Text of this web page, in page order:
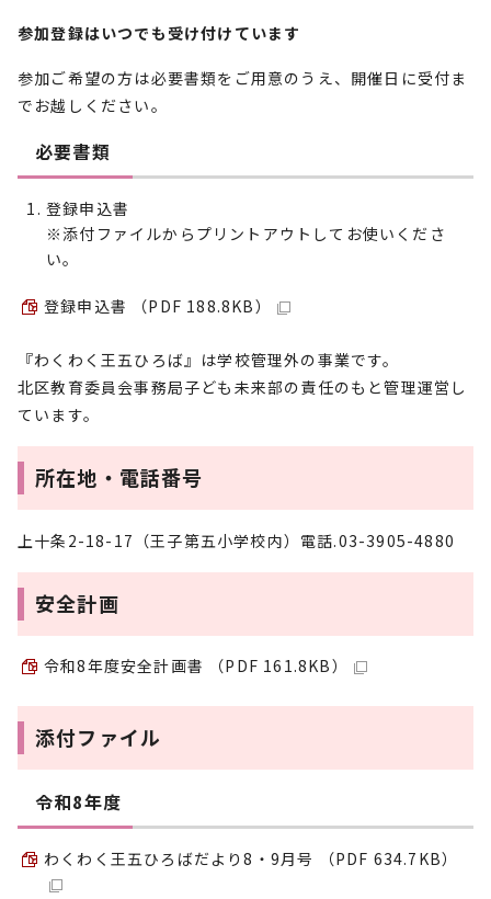
参加登録はいつでも受け付けています
参加ご希望の方は必要書類をご用意のうえ、開催日に受付ま
でお越しください。
必要書類
登録申込書
※添付ファイルからプリントアウトしてお使いくださ
い。
登録申込書 （PDF 188.8KB）
『わくわく王五ひろば』は学校管理外の事業です。
北区教育委員会事務局子ども未来部の責任のもと管理運営し
ています。
所在地・電話番号
上十条2-18-17（王子第五小学校内）電話.03-3905-4880
安全計画
令和8年度安全計画書 （PDF 161.8KB）
添付ファイル
令和8年度
わくわく王五ひろばだより8・9月号 （PDF 634.7KB）